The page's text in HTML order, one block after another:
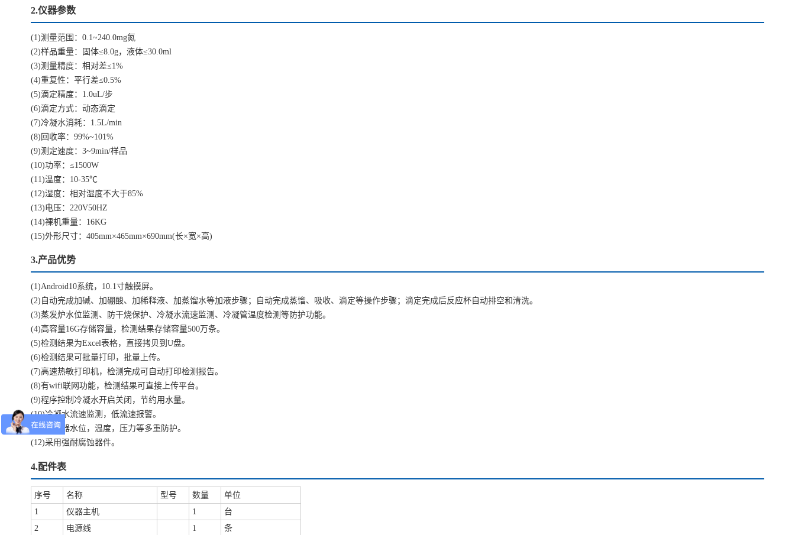
2.仪器参数
(1)测量范围：0.1~240.0mg氮
(2)样品重量：固体≤8.0g，液体≤30.0ml
(3)测量精度：相对差≤1%
(4)重复性：平行差≤0.5%
(5)滴定精度：1.0uL/步
(6)滴定方式：动态滴定
(7)冷凝水消耗：1.5L/min
(8)回收率：99%~101%
(9)测定速度：3~9min/样品
(10)功率：≤1500W
(11)温度：10-35℃
(12)湿度：相对湿度不大于85%
(13)电压：220V50HZ
(14)裸机重量：16KG
(15)外形尺寸：405mm×465mm×690mm(长×宽×高)
3.产品优势
(1)Android10系统，10.1寸触摸屏。
(2)自动完成加碱、加硼酸、加稀释液、加蒸馏水等加液步骤；自动完成蒸馏、吸收、滴定等操作步骤；滴定完成后反应杯自动排空和清洗。
(3)蒸发炉水位监测、防干烧保护、冷凝水流速监测、冷凝管温度检测等防护功能。
(4)高容量16G存储容量，检测结果存储容量500万条。
(5)检测结果为Excel表格，直接拷贝到U盘。
(6)检测结果可批量打印，批量上传。
(7)高速热敏打印机，检测完成可自动打印检测报告。
(8)有wifi联网功能，检测结果可直接上传平台。
(9)程序控制冷凝水开启关闭，节约用水量。
(10)冷凝水流速监测，低流速报警。
(11)蒸发器水位，温度，压力等多重防护。
(12)采用强耐腐蚀器件。
4.配件表
序号 名称 型号 数量
单位
1
仪器主机 1
台
2
电源线 1
条